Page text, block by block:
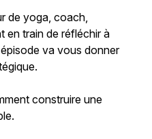
de yoga, coach,
en train de réfléchir à
va vous donner
construire une